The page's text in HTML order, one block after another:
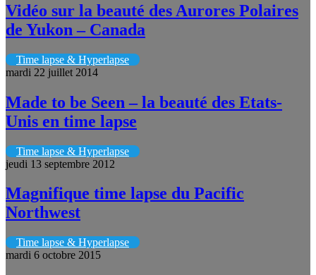
Vidéo sur la beauté des Aurores Polaires
de Yukon – Canada
Time lapse & Hyperlapse
mardi 22 juillet 2014
Made to be Seen – la beauté des Etats-
Unis en time lapse
Time lapse & Hyperlapse
jeudi 13 septembre 2012
Magnifique time lapse du Pacific
Northwest
Time lapse & Hyperlapse
mardi 6 octobre 2015